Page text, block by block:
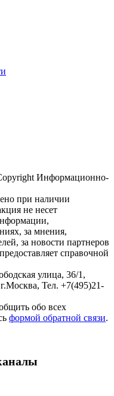
Информационно-
при наличии
не несет
за мнения,
за новости партнеров
справочной
улица, 36/1 ,
Тел. +7(495)21-
обо всех
формой обратной связи.